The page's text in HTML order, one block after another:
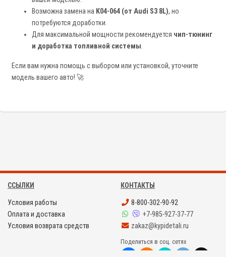
Возможна замена на K04-064 (от Audi S3 8L), но
потребуются доработки.
Для максимальной мощности рекомендуется чип-тюнинг
и доработка топливной системы.
Если вам нужна помощь с выбором или установкой, уточните
модель вашего авто! 🚀
ССЫЛКИ
Условия работы
Оплата и доставка
Условия возврата средств
КОНТАКТЫ
8-800-302-90-92
+7-985-927-37-77
zakaz@kypidetali.ru
Поделиться в соц. сетях